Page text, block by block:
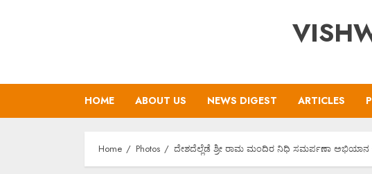
HOME ABOUT US NEWS DIGEST ARTICLES
Home Photos ದೇಶದೆಲ್ಲೆಡೆ ಶ್ರೀ ರಾಮ ಮಂದಿರ ನಿಧಿ ಸಮರ್ಪಣಾ ಅಭಿಯಾನ